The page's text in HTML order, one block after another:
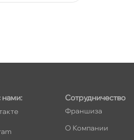
нами: Сотрудничество
Франшиза
О Компании